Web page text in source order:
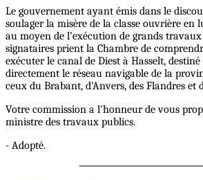
Le gouvernement ayant émis dans le
soulager la misère de la classe ouvrière
au moyen de l’exécution de grands
signataires prient la Chambre de
exécuter le canal de Diest à Hasselt,
directement le réseau navigable de la
ceux du Brabant, d'Anvers, des Flandres et
Votre commission a l'honneur de vous
ministre des travaux publics.
- Adopté.